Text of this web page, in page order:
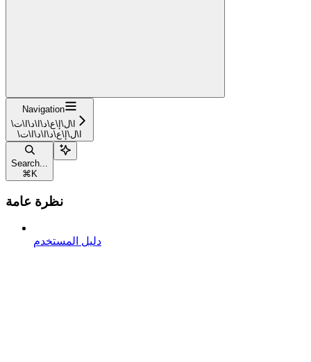
Navigation
\ا\ل\إ\ع\د\ا\د\ا\ت
\ا\ل\إ\ع\د\ا\د\ا\ت
Search...
⌘ K
نظرة عامة
دليل المستخدم